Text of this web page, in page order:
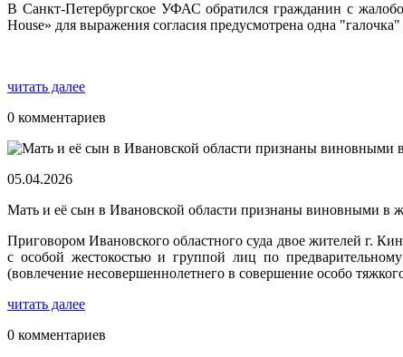
В Санкт-Петербургское УФАС обратился гражданин с
House» для выражения согласия предусмотрена одна
читать далее
0 комментариев
05.04.2026
Мать и её сын в Ивановской области признаны виновными в
Приговором Ивановского областного суда двое жителей г.
с особой жестокостью и группой лиц по
(вовлечение несовершеннолетнего в совершение особо
читать далее
0 комментариев